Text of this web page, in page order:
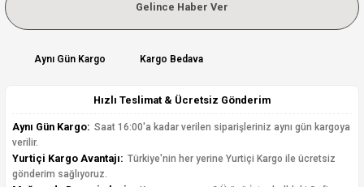
Gelince Haber Ver
Aynı Gün Kargo Kargo Bedava
Hızlı Teslimat & Ücretsiz Gönderim
Aynı Gün Kargo: Saat 16:00'a kadar verilen siparişleriniz aynı gün kargoya
verilir.
Yurtiçi Kargo Avantajı: Türkiye'nin her yerine Yurtiçi Kargo ile ücretsiz
gönderim sağlıyoruz.